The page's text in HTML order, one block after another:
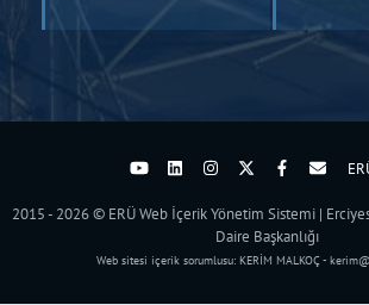
2015 - 2026 © ERÜ Web İçerik Yönetim Sistemi |
Daire Başkanlığı
Web sitesi içerik sorumlusu: KERİM MALKOÇ -